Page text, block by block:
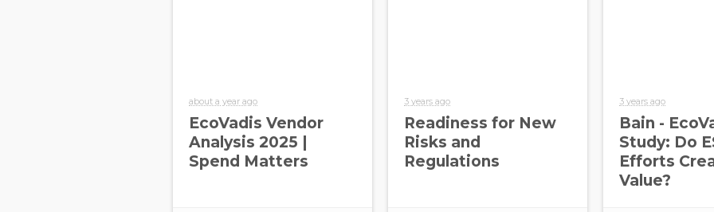
about a year ago
EcoVadis Vendor
Analysis 2025 |
Spend Matters
3 years ago
Readiness for New
Risks and
Regulations
3 years ago
Bain -
Study: Do
Efforts
Value?